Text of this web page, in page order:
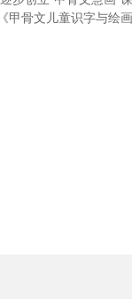
甲骨文儿童识字与绘